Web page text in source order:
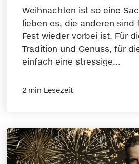
Weihnachten ist so eine
lieben es, die anderen sind
Fest wieder vorbei ist. Für
Tradition und Genuss, für
einfach eine stressige...
2 min Lesezeit